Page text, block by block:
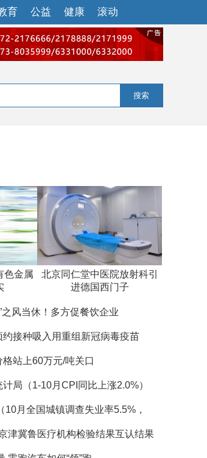
育 公益 健康 滚动
搜索
色金属
北京同仁堂中医院放射科引
进德国西门子
之风当休！多方促餐饮企业
接种吸入用重组新冠病毒疫苗
格站上60万元/吨关口
局（1-10月CPI同比上涨2.0%）
10月全国城镇调查失业率5.5%，
津冀鲁医疗机构检验结果互认结果